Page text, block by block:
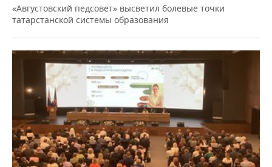
«Августовский педсовет» высветил болевые точки
татарстанской системы образования